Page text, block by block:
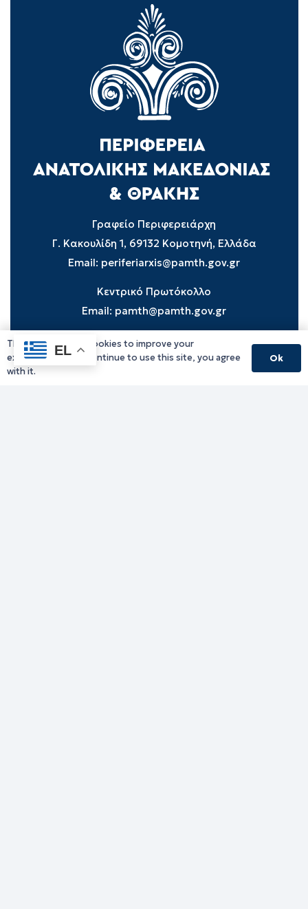
Γραφείο Περιφερειάρχη
Γ. Κακουλίδη 1, 69132 Κομοτηνή, Ελλάδα
Email: periferiarxis@pamth.gov.gr
Κεντρικό Πρωτόκολλο
Email: pamth@pamth.gov.gr
Υπηρεσίες Δράμας
EL
This website uses cookies to improve your
experience. If you continue to use this site, you agree
with it.
Ok